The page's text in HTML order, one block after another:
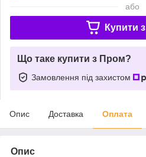
або
Купити з
Що таке купити з Пром?
Замовлення під захистом
Опис Доставка Оплата
Опис